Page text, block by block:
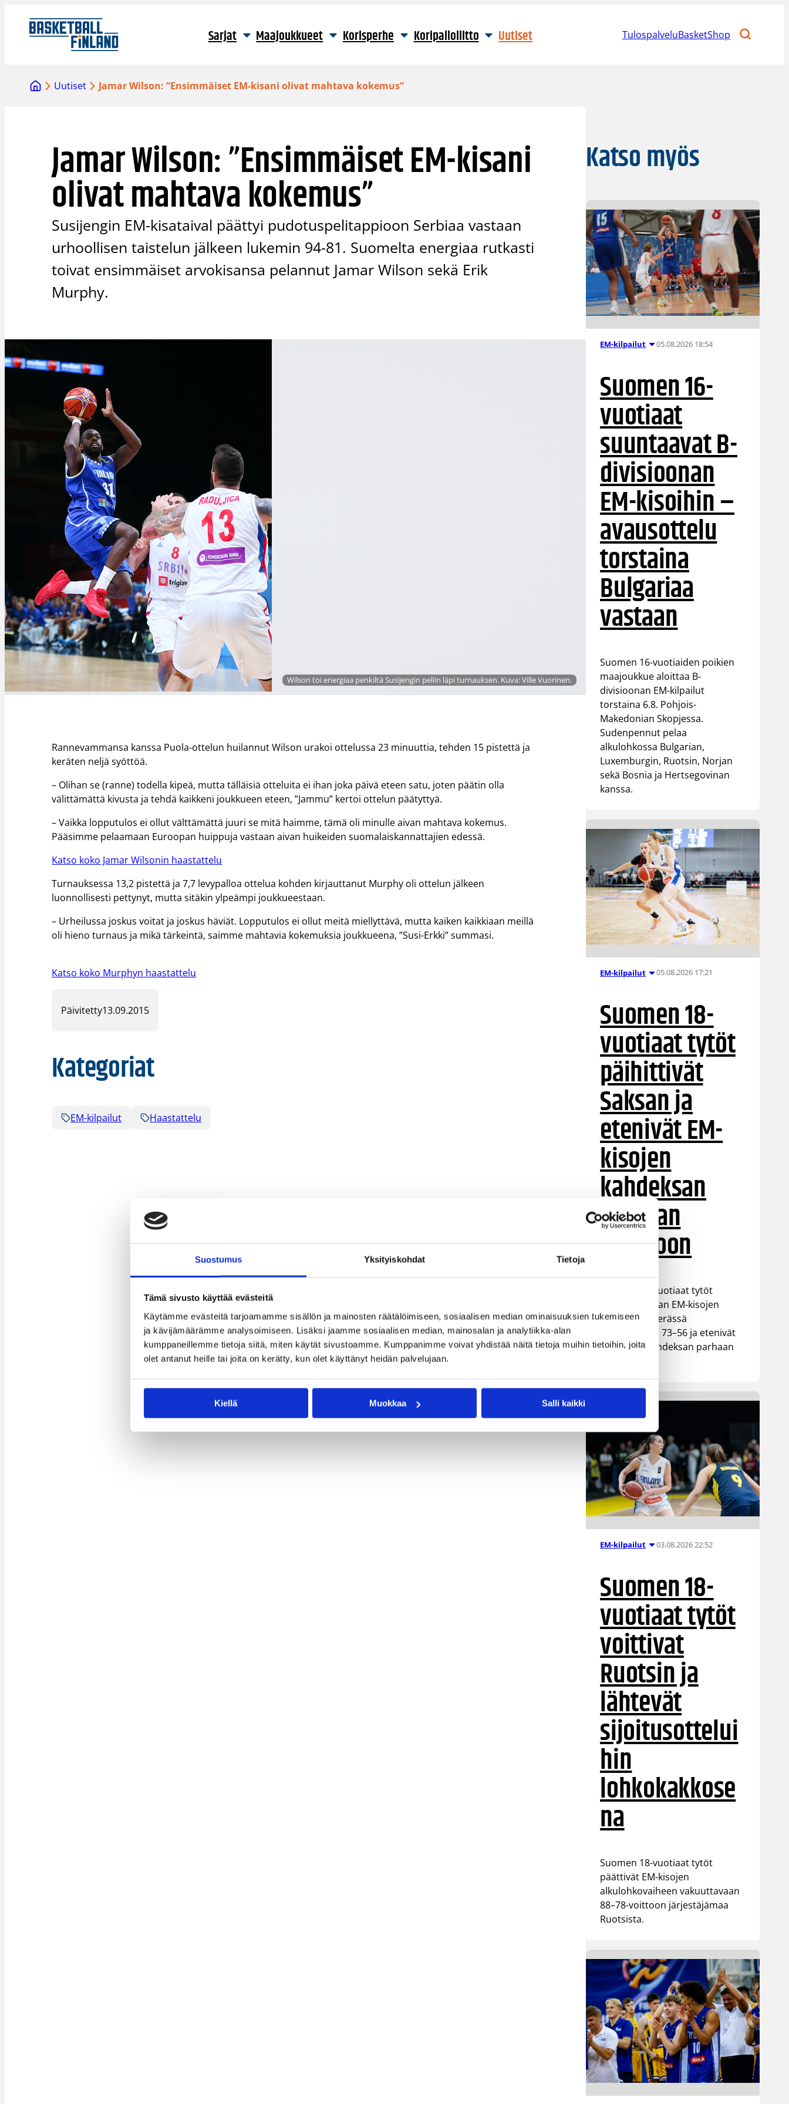
Suostumus Yksityiskohdat Tietoja
Tämä sivusto käyttää evästeitä
Käytämme evästeitä tarjoamamme sisällön ja mainosten räätälöimiseen, sosiaalisen median ominaisuuksien tukemiseen
ja kävijämäärämme analysoimiseen. Lisäksi jaamme sosiaalisen median, mainosalan ja analytiikka-alan
kumppaneillemme tietoja siitä, miten käytät sivustoamme. Kumppanimme voivat yhdistää näitä tietoja muihin tietoihin, joita
olet antanut heille tai joita on kerätty, kun olet käyttänyt heidän palvelujaan.
Kiellä Muokkaa Salli kaikki
sisältöön
Sarjat Maajoukkueet Korisperhe Koripalloliitto Uutiset TulospalveluBasketShop
Uutiset Jamar Wilson: ”Ensimmäiset EM-kisani olivat mahtava kokemus”
Jamar Wilson: ”Ensimmäiset EM-kisani
olivat mahtava kokemus”
Susijengin EM-kisataival päättyi pudotuspelitappioon Serbiaa vastaan
urhoollisen taistelun jälkeen lukemin 94-81. Suomelta energiaa rutkasti
toivat ensimmäiset arvokisansa pelannut Jamar Wilson sekä Erik
Murphy.
Wilson toi energiaa penkiltä Susijengin peliin läpi turnauksen. Kuva: Ville Vuorinen.
Rannevammansa kanssa Puola-ottelun huilannut Wilson urakoi ottelussa 23 minuuttia, tehden 15 pistettä ja
keräten neljä syöttöä.
– Olihan se (ranne) todella kipeä, mutta tälläisiä otteluita ei ihan joka päivä eteen satu, joten päätin olla
välittämättä kivusta ja tehdä kaikkeni joukkueen eteen, ”Jammu” kertoi ottelun päätyttyä.
– Vaikka lopputulos ei ollut välttämättä juuri se mitä haimme, tämä oli minulle aivan mahtava kokemus.
Pääsimme pelaamaan Euroopan huippuja vastaan aivan huikeiden suomalaiskannattajien edessä.
Katso koko Jamar Wilsonin haastattelu
Turnauksessa 13,2 pistettä ja 7,7 levypalloa ottelua kohden kirjauttanut Murphy oli ottelun jälkeen
luonnollisesti pettynyt, mutta sitäkin ylpeämpi joukkueestaan.
– Urheilussa joskus voitat ja joskus häviät. Lopputulos ei ollut meitä miellyttävä, mutta kaiken kaikkiaan meillä
oli hieno turnaus ja mikä tärkeintä, saimme mahtavia kokemuksia joukkueena, ”Susi-Erkki” summasi.
Katso koko Murphyn haastattelu
Päivitetty13.09.2015
Kategoriat
EM-kilpailut Haastattelu
Katso myös
EM-kilpailut 05.08.2026 18:54
Suomen 16-
vuotiaat
suuntaavat B-
divisioonan
EM-kisoihin –
avausottelu
torstaina
Bulgariaa
vastaan
Suomen 16-vuotiaiden poikien
maajoukkue aloittaa B-
divisioonan EM-kilpailut
torstaina 6.8. Pohjois-
Makedonian Skopjessa.
Sudenpennut pelaa
alkulohkossa Bulgarian,
Luxemburgin, Ruotsin, Norjan
sekä Bosnia ja Hertsegovinan
kanssa.
EM-kilpailut 05.08.2026 17:21
Suomen 18-
vuotiaat tytöt
päihittivät
Saksan ja
etenivät EM-
kisojen
kahdeksan
parhaan
joukkoon
Suomen 18-vuotiaat tytöt
voittivat Saksan EM-kisojen
neljännesvälierässä
vakuuttavasti 73–56 ja etenivät
Euroopan kahdeksan parhaan
EM-kilpailut 03.08.2026 22:52
Suomen 18-
vuotiaat tytöt
voittivat
Ruotsin ja
lähtevät
sijoitusottelui
hin
lohkokakkose
na
Suomen 18-vuotiaat tytöt
päättivät EM-kisojen
alkulohkovaiheen vakuuttavaan
88–78-voittoon järjestäjämaa
Ruotsista.